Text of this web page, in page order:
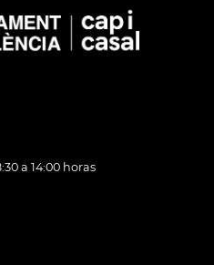
a 14:00 horas